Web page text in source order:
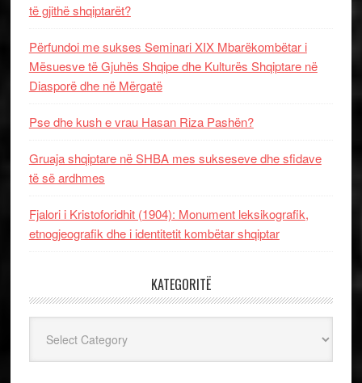
të gjithë shqiptarët?
Përfundoi me sukses Seminari XIX Mbarëkombëtar i
Mësuesve të Gjuhës Shqipe dhe Kulturës Shqiptare në
Diasporë dhe në Mërgatë
Pse dhe kush e vrau Hasan Riza Pashën?
Gruaja shqiptare në SHBA mes sukseseve dhe sfidave
të së ardhmes
Fjalori i Kristoforidhit (1904): Monument leksikografik,
etnogjeografik dhe i identitetit kombëtar shqiptar
KATEGORITË